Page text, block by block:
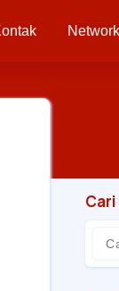
Network